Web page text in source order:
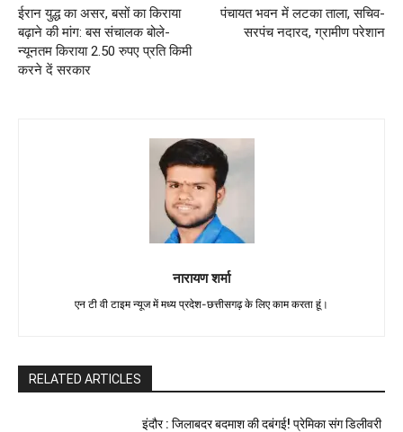
ईरान युद्ध का असर, बसों का किराया
बढ़ाने की मांग: बस संचालक बोले-
न्यूनतम किराया 2.50 रुपए प्रति किमी
करने दें सरकार
पंचायत भवन में लटका ताला, सचिव-
सरपंच नदारद, ग्रामीण परेशान
नारायण शर्मा
एन टी वी टाइम न्यूज में मध्य प्रदेश-छत्तीसगढ़ के लिए काम करता हूं।
RELATED ARTICLES
इंदौर : जिलाबदर बदमाश की दबंगई! प्रेमिका संग डिलीवरी